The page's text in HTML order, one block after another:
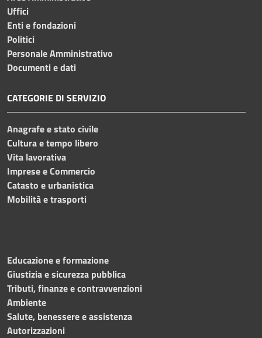
Uffici
Enti e fondazioni
Politici
Personale Amministrativo
Documenti e dati
CATEGORIE DI SERVIZIO
Anagrafe e stato civile
Cultura e tempo libero
Vita lavorativa
Imprese e Commercio
Catasto e urbanistica
Mobilità e trasporti
Educazione e formazione
Giustizia e sicurezza pubblica
Tributi, finanze e contravvenzioni
Ambiente
Salute, benessere e assistenza
Autorizzazioni